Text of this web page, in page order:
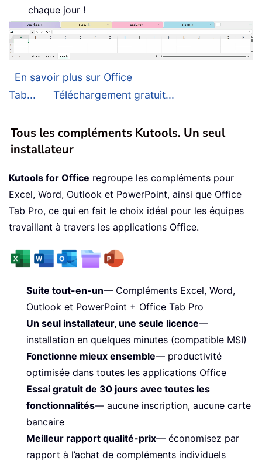
chaque jour !
En savoir plus sur Office
Tab...
Téléchargement gratuit...
Tous les compléments Kutools. Un seul
installateur
Kutools for Office regroupe les compléments pour
Excel, Word, Outlook et PowerPoint, ainsi que Office
Tab Pro, ce qui en fait le choix idéal pour les équipes
travaillant à travers les applications Office.
Suite tout-en-un— Compléments Excel, Word,
Outlook et PowerPoint + Office Tab Pro
Un seul installateur, une seule licence—
installation en quelques minutes (compatible MSI)
Fonctionne mieux ensemble— productivité
optimisée dans toutes les applications Office
Essai gratuit de 30 jours avec toutes les
fonctionnalités— aucune inscription, aucune carte
bancaire
Meilleur rapport qualité-prix— économisez par
rapport à l’achat de compléments individuels